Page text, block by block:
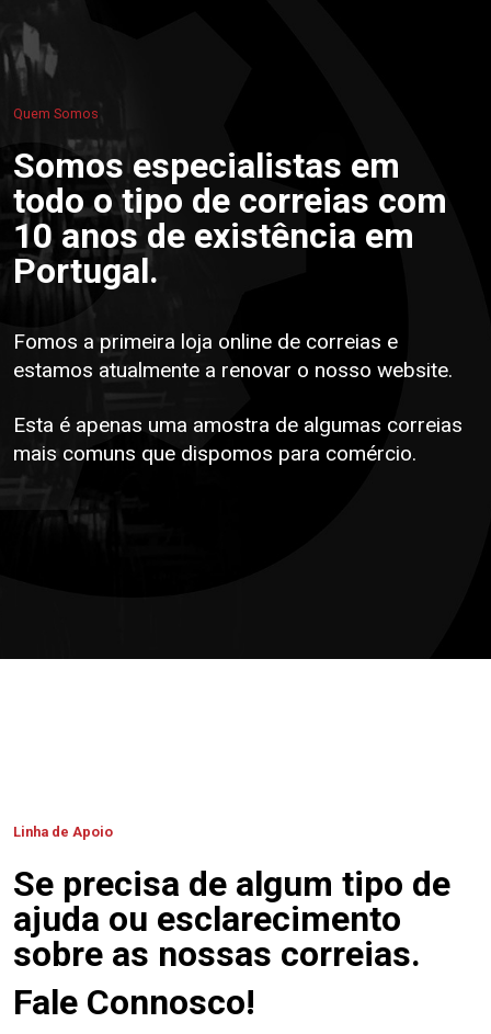
Quem Somos
Somos especialistas em
todo o tipo de correias com
10 anos de existência em
Portugal.
Fomos a primeira loja online de correias e
estamos atualmente a renovar o nosso website.
Esta é apenas uma amostra de algumas correias
mais comuns que dispomos para comércio.
Linha de Apoio
Se precisa de algum tipo de
ajuda ou esclarecimento
sobre as nossas correias.
Fale Connosco!